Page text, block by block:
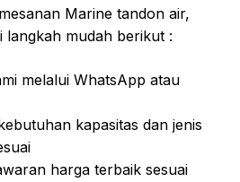
Marine tandon air,
langkah mudah berikut :
melalui WhatsApp atau
kapasitas dan jenis
harga terbaik sesuai